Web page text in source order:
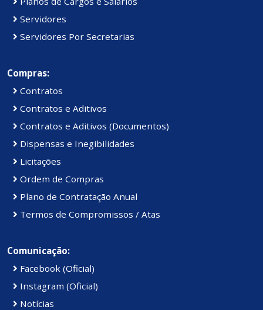
Servidores
Servidores Por Secretarias
Compras:
Contratos
Contratos e Aditivos
Contratos e Aditivos (Documentos)
Dispensas e Inegibilidades
Licitações
Ordem de Compras
Plano de Contratação Anual
Termos de Compromissos / Atas
Comunicação:
Facebook (Oficial)
Instagram (Oficial)
Notícias